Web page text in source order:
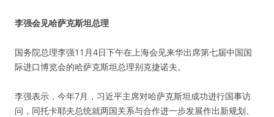
李强会见哈萨克斯坦总理
国务院总理李强11月4日下午在上海会见来华出席第七届中国国
际进口博览会的哈萨克斯坦总理别克捷诺夫。
李强表示，今年7月，习近平主席对哈萨克斯坦成功进行国事访
问，同托卡耶夫总统就两国关系与合作进一步发展作出新规划、